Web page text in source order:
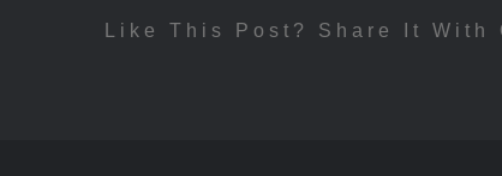
Like This Post? Share It With